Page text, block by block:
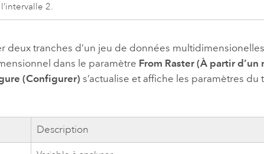
l’intervalle 2.
deux tranches d’un jeu de données
dans le paramètre From Raster (À partir d’un
(Configurer) s’actualise et affiche les paramètres du
Description